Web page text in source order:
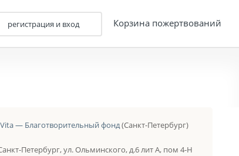
регистрация и вход Корзина пожертвований
— Благотворительный фонд(Санкт-Петербург)
Петербург, ул. Ольминского, д.6 лит А, пом 4-Н